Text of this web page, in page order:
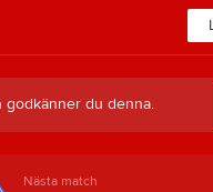
godkänner du denna.
Nästa match